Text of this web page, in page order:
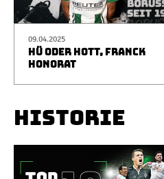
09.04.2025
HÜ ODER HOTT, FRANCK
HONORAT
HISTORIE